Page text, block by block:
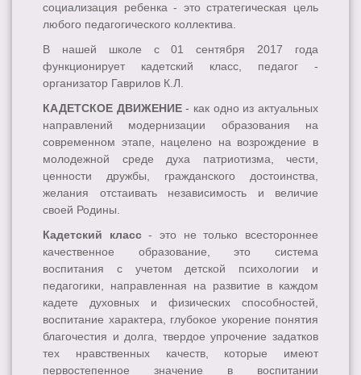
социализация ребенка - это стратегическая цель
любого педагогического коллектива.
В нашей школе c 01 сентября 2017 года
функционирует кадетский класс, педагог -
организатор Гаврилов К.Л.
КАДЕТСКОЕ ДВИЖЕНИЕ- как одно из актуальных
направлений модернизации образования на
современном этапе, нацелено на возрождение в
молодежной среде духа патриотизма, чести,
ценности дружбы, гражданского достоинства,
желания отстаивать независимость и величие
своей Родины.
Кадетский класс- это не только всестороннее
качественное образование, это система
воспитания с учетом детской психологии и
педагогики, направленная на развитие в каждом
кадете духовных и физических способностей,
воспитание характера, глубокое укорение понятия
благочестия и долга, твердое упрочение задатков
тех нравственных качеств, которые имеют
первостепенное значение в воспитании